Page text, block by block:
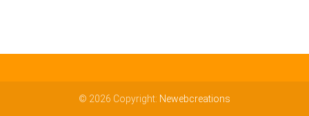
© 2026 Copyright: Newebcreations